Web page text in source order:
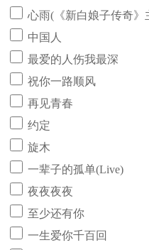
心雨(《新白娘子传奇》
中国人
最爱的人伤我最深
祝你一路顺风
再见青春
约定
旋木
一辈子的孤单(Live)
夜夜夜夜
至少还有你
一生爱你千百回